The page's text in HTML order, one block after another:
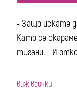
- Защо искате
Като се
тигани. - И
виж всички